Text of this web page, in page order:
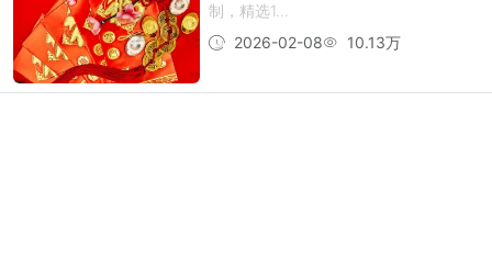
制，精选1...
2026-02-08
10.13万